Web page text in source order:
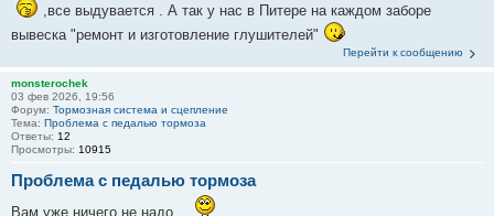
,все выдувается . А так у нас в Питере на каждом заборе
вывеска "ремонт и изготовление глушителей"
Перейти к сообщению
monsterochek
03 фев 2026, 19:56
Форум: Тормозная система и сцепление
Тема: Проблема с педалью тормоза
Ответы: 12
Просмотры: 10915
Проблема с педалью тормоза
Вам уже ничего не надо....